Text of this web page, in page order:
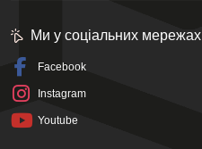
Ми у соціальних мережах
Facebook
Instagram
Youtube